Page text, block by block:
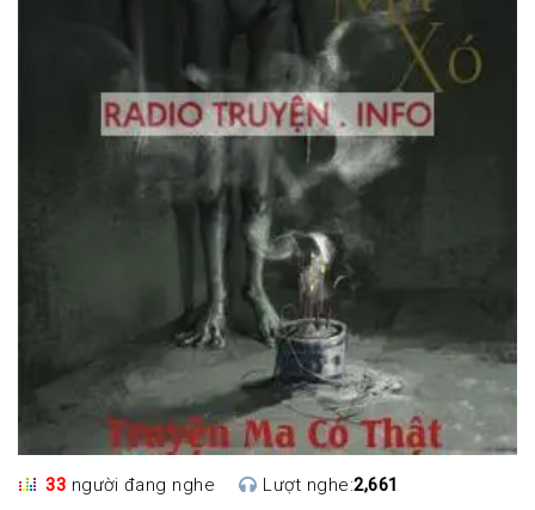
33 người đang nghe Lượt nghe:2,661